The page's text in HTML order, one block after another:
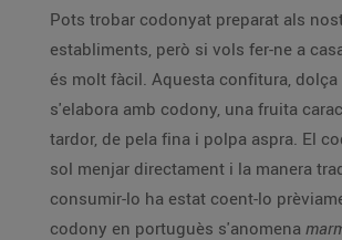
Pots trobar codonyat preparat als
establiments, però si vols fer-ne a
és molt fàcil. Aquesta confitura, dolça
s'elabora amb codony, una fruita
tardor, de pela fina i polpa aspra. El
sol menjar directament i la manera
consumir-lo ha estat coent-lo
codony en portuguès s'anomena